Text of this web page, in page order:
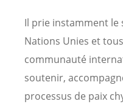
Il prie instamment le
Nations Unies et
communauté
soutenir,
processus de paix